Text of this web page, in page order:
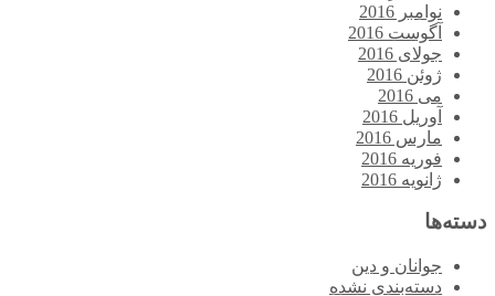
نوامبر 2016
آگوست 2016
جولای 2016
ژوئن 2016
می 2016
آوریل 2016
مارس 2016
فوریه 2016
ژانویه 2016
دسته‌ها
جوانان و دین
دسته‌بندی نشده